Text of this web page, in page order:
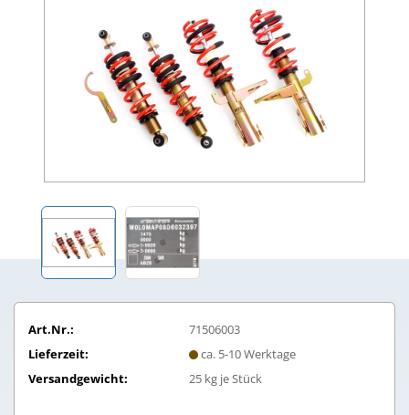
Art.Nr.:
71506003
Lieferzeit:
ca. 5-10 Werktage
Versandgewicht:
25kg je Stück